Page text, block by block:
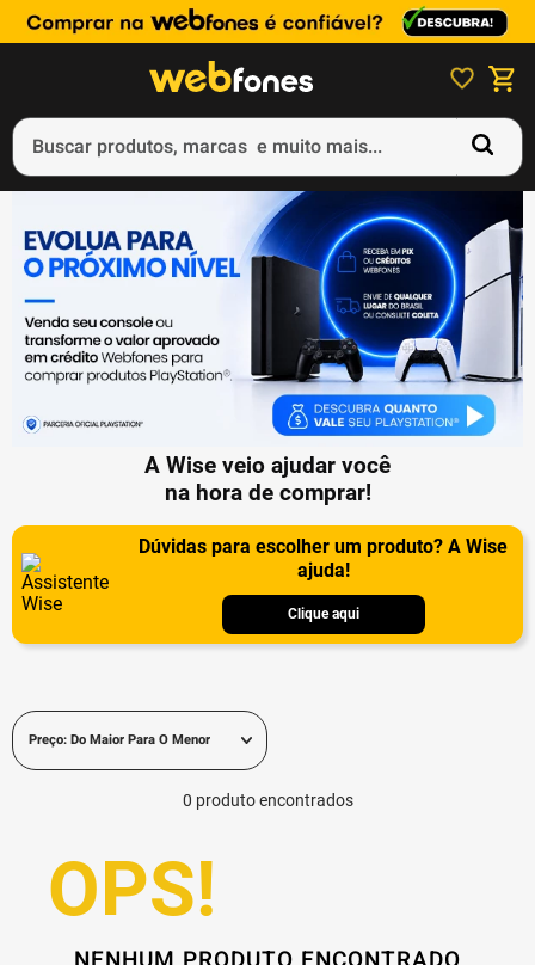
Buscar produtos, marcas e muito mais...
A Wise veio ajudar você
na hora de comprar!
Dúvidas para escolher um produto? A Wise
ajuda!
Clique aqui
Preço: Do Maior Para O Menor
0 produto
1º
ps5
3º
ps4
4º
smartphone
5